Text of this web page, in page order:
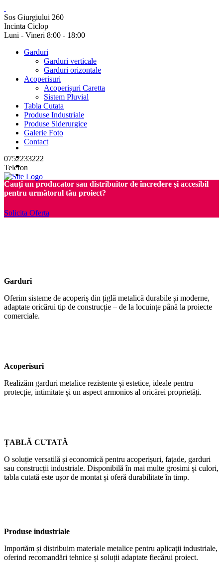
Sos Giurgiului 260
Incinta Ciclop
Luni - Vineri 8:00 - 18:00
Garduri
Garduri verticale
Garduri orizontale
Acoperisuri
Acoperișuri Caretta
Sistem Pluvial
Tabla Cutata
Produse Industriale
Produse Siderurgice
Galerie Foto
Contact
0752233222
Telefon
Cauți un producator sau distribuitor de încredere și accesibil
pentru următorul tău proiect?
Solicita Oferta
Garduri
Oferim sisteme de acoperiș din țiglă metalică durabile și moderne,
adaptate oricărui tip de construcție – de la locuințe până la proiecte
comerciale.
Acoperisuri
Realizăm garduri metalice rezistente și estetice, ideale pentru
protecție, intimitate și un aspect armonios al oricărei proprietăți.
ȚABLĂ CUTATĂ
O soluție versatilă și economică pentru acoperișuri, fațade, garduri
sau construcții industriale. Disponibilă în mai multe grosimi și culori,
tabla cutată este ușor de montat și oferă durabilitate în timp.
Produse industriale
Importăm și distribuim materiale metalice pentru aplicații industriale,
oferind recomandări tehnice și soluții adaptate fiecărui proiect.